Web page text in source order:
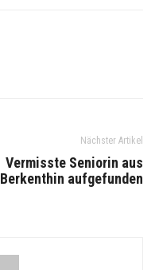
Nächster Artikel
Vermisste Seniorin aus
Berkenthin aufgefunden